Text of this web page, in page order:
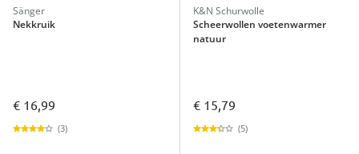
Sänger
Nekkruik
€ 16,99
(3)
K&N Schurwolle
Scheerwollen voetenwarmer
natuur
€ 15,79
(5)